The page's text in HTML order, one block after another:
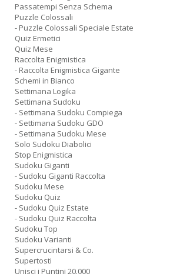
Passatempi Senza Schema
Puzzle Colossali
- Puzzle Colossali Speciale Estate
Quiz Ermetici
Quiz Mese
Raccolta Enigmistica
- Raccolta Enigmistica Gigante
Schemi in Bianco
Settimana Logika
Settimana Sudoku
- Settimana Sudoku Compiega
- Settimana Sudoku GDO
- Settimana Sudoku Mese
Solo Sudoku Diabolici
Stop Enigmistica
Sudoku Giganti
- Sudoku Giganti Raccolta
Sudoku Mese
Sudoku Quiz
- Sudoku Quiz Estate
- Sudoku Quiz Raccolta
Sudoku Top
Sudoku Varianti
Supercrucintarsi & Co.
Supertosti
Unisci i Puntini 20.000